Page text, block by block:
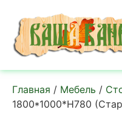
Главная / Мебель /
1800*1000*Н780